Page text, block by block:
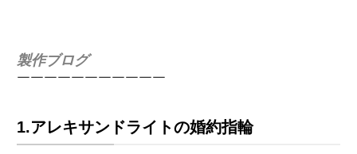
製作ブログ
￣￣￣￣￣￣￣￣￣￣￣
1.アレキサンドライトの婚約指輪